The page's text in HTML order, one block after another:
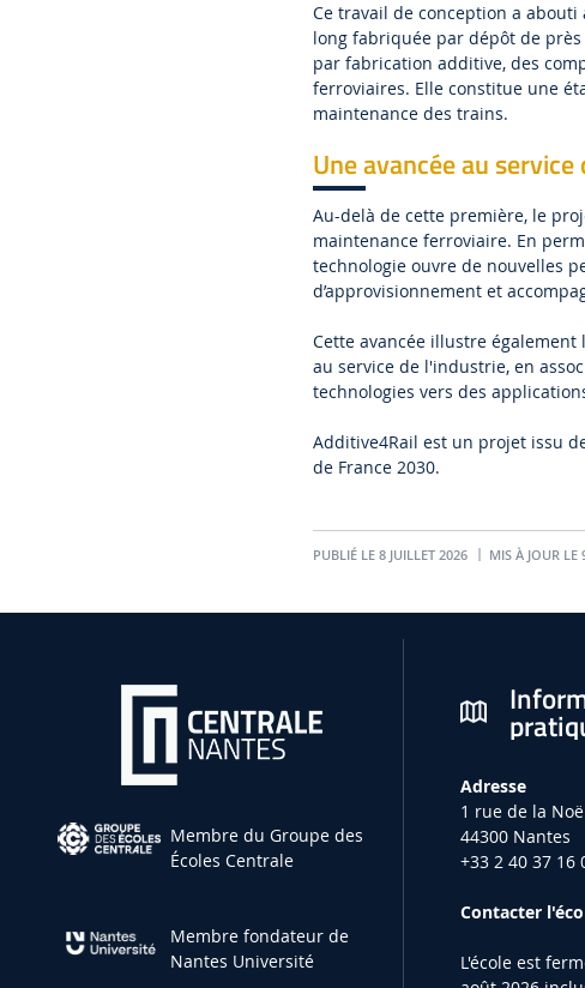
Ce travail de conception a
long fabriquée par dépôt de
par fabrication additive, des
ferroviaires. Elle constitue une
maintenance des trains.
Une avancée au
Au-delà de cette première, le
maintenance ferroviaire. En
technologie ouvre de nouvelles
d’approvisionnement et
Cette avancée illustre
au service de l'industrie, en
technologies vers des
Additive4Rail est un projet issu
de France 2030.
PUBLIÉ LE 8 JUILLET 2026 MIS À JOUR LE
Membre du Groupe des
Écoles Centrale
Membre fondateur de
Nantes Université
Adresse
1 rue de la Noë
44300 Nantes
+33 2 40 37 16
Contacter
L'école est